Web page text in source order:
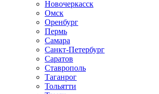
Новочеркаcск
Омск
Оренбург
Пермь
Самара
Санкт-Петербург
Саратов
Ставрополь
Таганрог
Тольятти